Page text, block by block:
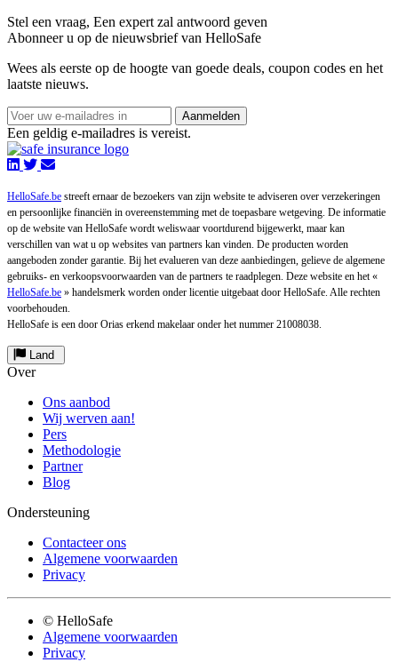
Stel een vraag, Een expert zal antwoord geven
Abonneer u op de nieuwsbrief van HelloSafe
Wees als eerste op de hoogte van goede deals, coupon codes en het
laatste nieuws.
Aanmelden
Een geldig e-mailadres is vereist.
HelloSafe.be streeft ernaar de bezoekers van zijn website te adviseren over verzekeringen
en persoonlijke financiën in overeenstemming met de toepasbare wetgeving. De informatie
op de website van HelloSafe wordt weliswaar voortdurend bijgewerkt, maar kan
verschillen van wat u op websites van partners kan vinden. De producten worden
aangeboden zonder garantie. Bij het evalueren van deze aanbiedingen, gelieve de algemene
gebruiks- en verkoopsvoorwaarden van de partners te raadplegen. Deze website en het «
HelloSafe.be » handelsmerk worden onder licentie uitgebaat door HelloSafe. Alle rechten
voorbehouden.
HelloSafe is een door Orias erkend makelaar onder het nummer 21008038.
Land
Over
Ons aanbod
Wij werven aan!
Pers
Methodologie
Partner
Blog
Ondersteuning
Contacteer ons
Algemene voorwaarden
Privacy
© HelloSafe
Algemene voorwaarden
Privacy